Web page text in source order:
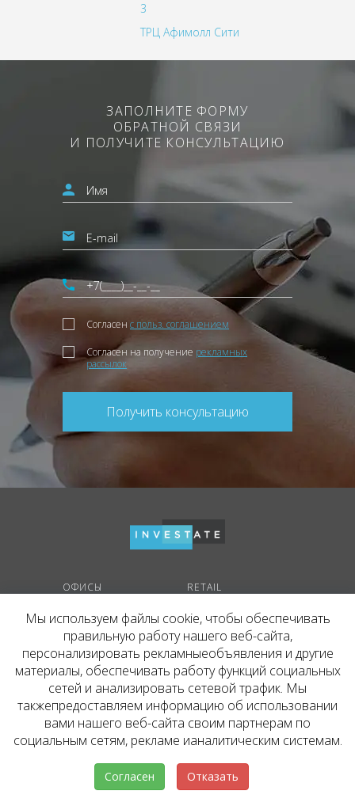
3
ТРЦ Афимолл Сити
ЗАПОЛНИТЕ ФОРМУ
ОБРАТНОЙ СВЯЗИ
И ПОЛУЧИТЕ КОНСУЛЬТАЦИЮ
Согласен с польз. соглашением
Согласен на получение рекламных
рассылок
Получить консультацию
ОФИСЫ
с потенциальным АП
на этапе строительства
RETAIL
с потенциальным АП
на этапе строительства
СКЛАДЫ
с арендным потоком
с потенциальным АП
на этапе строительства
+7 495 637 80 42
hello@inv.estate
г. Москва
,ул. Мосфильмовская, д. №74Б
Мы используем файлы cookie, чтобы обеспечивать
правильную работу нашего веб-сайта,
персонализировать рекламныеобъявления и другие
материалы, обеспечивать работу функций социальных
сетей и анализировать сетевой трафик. Мы
такжепредоставляем информацию об использовании
вами нашего веб-сайта своим партнерам по
социальным сетям, рекламе ианалитическим системам.
Согласен Отказать